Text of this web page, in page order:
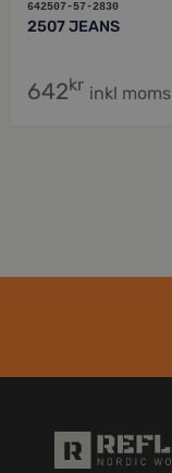
642507-57-2830
2507 JEANS
642kr inkl moms